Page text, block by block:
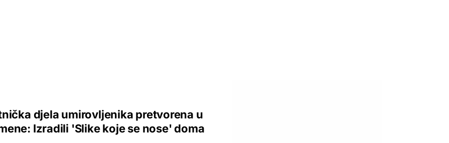
djela umirovljenika pretvorena u
Izradili 'Slike koje se nose' doma